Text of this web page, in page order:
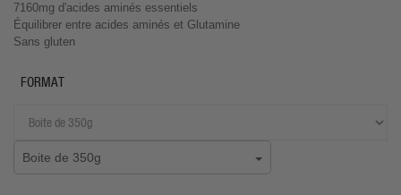
7160mg d'acides aminés essentiels
Équilibrer entre acides aminés et Glutamine
Sans gluten
FORMAT
Boite de 350g